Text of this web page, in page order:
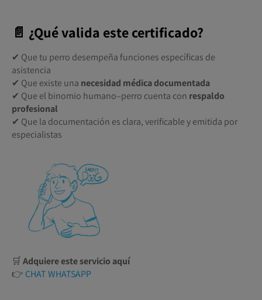
📄 ¿Qué valida este certificado?
✔ Que tu perro desempeña funciones específicas de
asistencia
✔ Que existe una necesidad médica documentada
✔ Que el binomio humano–perro cuenta con respaldo
profesional
✔ Que la documentación es clara, verificable y emitida por
especialistas
🛒Adquiere este servicio aquí
👉 CHAT WHATSAPP